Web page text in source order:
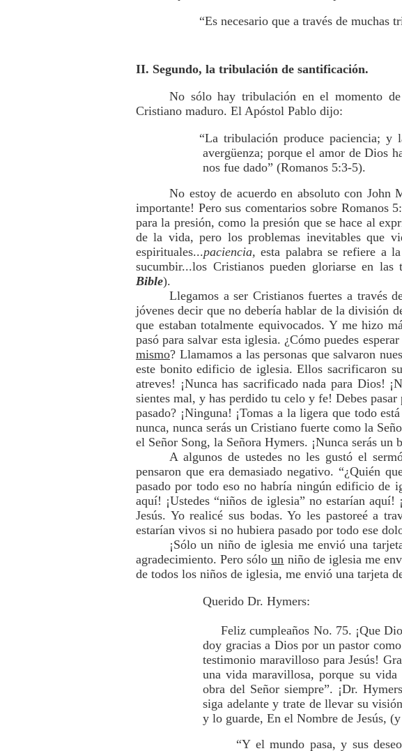
“Es necesario que a través de muchas
II. Segundo, la tribulación de santificación.
No sólo hay tribulación en el momento
Cristiano maduro. El Apóstol Pablo dijo:
“La tribulación produce paciencia; y
avergüenza; porque el amor de Dios
nos fue dado” (Romanos 5:3-5).
No estoy de acuerdo en absoluto con John
importante! Pero sus comentarios sobre Romanos
para la presión, como la presión que se hace al
de la vida, pero los problemas inevitables que
espirituales...paciencia, esta palabra se refiere a
sucumbir...los Cristianos pueden gloriarse en
Bible).
Llegamos a ser Cristianos fuertes a través
jóvenes decir que no debería hablar de la división
que estaban totalmente equivocados. Y me hizo
pasó para salvar esta iglesia. ¿Cómo puedes
mismo? Llamamos a las personas que salvaron
este bonito edificio de iglesia. Ellos sacrificaron
atreves! ¡Nunca has sacrificado nada para Dios!
sientes mal, y has perdido tu celo y fe! Debes
pasado? ¡Ninguna! ¡Tomas a la ligera que todo
nunca, nunca serás un Cristiano fuerte como la
el Señor Song, la Señora Hymers. ¡Nunca serás
A algunos de ustedes no les gustó el
pensaron que era demasiado negativo. “¿Quién
pasado por todo eso no habría ningún edificio de
aquí! ¡Ustedes “niños de iglesia” no estarían
Jesús. Yo realicé sus bodas. Yo les pastoreé a
estarían vivos si no hubiera pasado por todo ese
¡Sólo un niño de iglesia me envió una
agradecimiento. Pero sóloun niño de iglesia me
de todos los niños de iglesia, me envió una tarjeta
Querido Dr. Hymers:
Feliz cumpleaños No. 75. ¡Que
doy gracias a Dios por un pastor
testimonio maravilloso para Jesús!
una vida maravillosa, porque su
obra del Señor siempre”. ¡Dr.
siga adelante y trate de llevar su
y lo guarde, En el Nombre de Jesús,
“Y el mundo pasa, y sus